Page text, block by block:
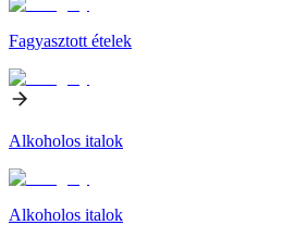
Fagyasztott ételek
Alkoholos italok
Alkoholos italok